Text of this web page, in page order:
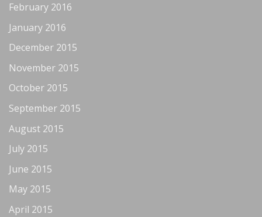
February 2016
January 2016
December 2015
November 2015
October 2015
September 2015
August 2015
July 2015
June 2015
May 2015
April 2015